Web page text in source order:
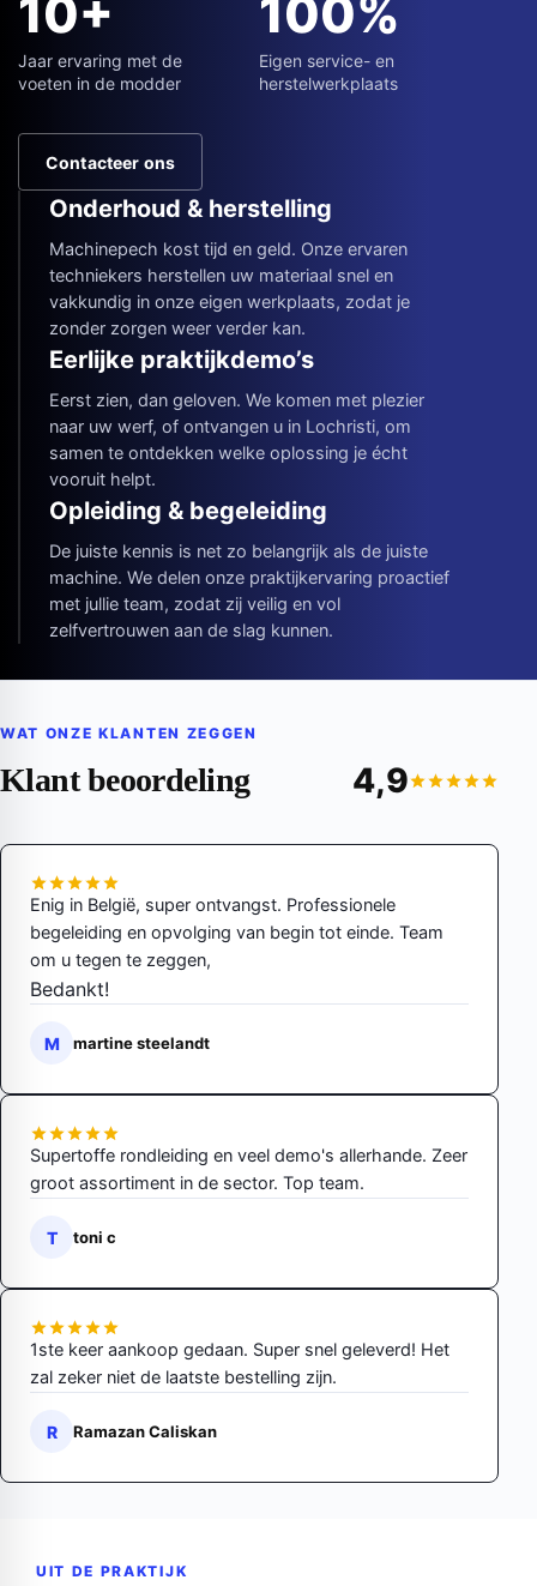
10+
Jaar ervaring met de
voeten in de modder
100%
Eigen service- en
herstelwerkplaats
Contacteer ons
Onderhoud & herstelling
Machinepech kost tijd en geld. Onze ervaren
techniekers herstellen uw materiaal snel en
vakkundig in onze eigen werkplaats, zodat je
zonder zorgen weer verder kan.
Eerlijke praktijkdemo’s
Eerst zien, dan geloven. We komen met plezier
naar uw werf, of ontvangen u in Lochristi, om
samen te ontdekken welke oplossing je écht
vooruit helpt.
Opleiding & begeleiding
De juiste kennis is net zo belangrijk als de juiste
machine. We delen onze praktijkervaring proactief
met jullie team, zodat zij veilig en vol
zelfvertrouwen aan de slag kunnen.
WAT ONZE KLANTEN ZEGGEN
Klant beoordeling 4,9
Enig in België, super ontvangst. Professionele
begeleiding en opvolging van begin tot einde. Team
om u tegen te zeggen,
Bedankt!
M martine steelandt
Supertoffe rondleiding en veel demo's allerhande. Zeer
groot assortiment in de sector. Top team.
T toni c
1ste keer aankoop gedaan. Super snel geleverd! Het
zal zeker niet de laatste bestelling zijn.
R Ramazan Caliskan
UIT DE PRAKTIJK